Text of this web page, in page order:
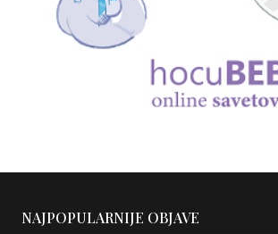
NAJPOPULARNIJE OBJAVE